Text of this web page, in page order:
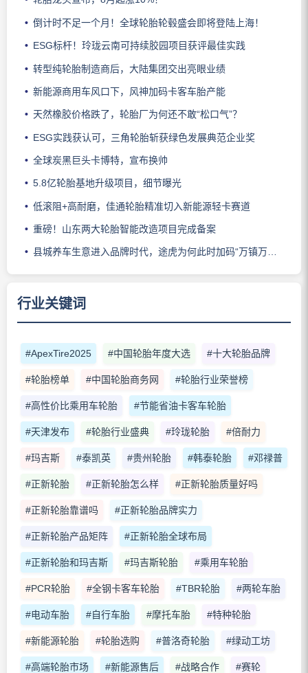
倒计时不足一个月！全球轮胎轮毂盛会即将登陆上海！
ESG标杆！玲珑云南可持续胶园项目获评最佳实践
转型纯轮胎制造商后，大陆集团交出亮眼业绩
新能源商用车风口下，风神加码卡客车胎产能
天然橡胶价格跌了，轮胎厂为何还不敢“松口气”？
ESG实践获认可，三角轮胎斩获绿色发展典范企业奖
全球炭黑巨头卡博特，宣布换帅
5.8亿轮胎基地升级项目，细节曝光
低滚阻+高耐磨，佳通轮胎精准切入新能源轻卡赛道
重磅！山东两大轮胎智能改造项目完成备案
县城养车生意进入品牌时代，途虎为何此时加码“万镇万店”？
行业关键词
#ApexTire2025 #中国轮胎年度大选 #十大轮胎品牌
#轮胎榜单 #中国轮胎商务网 #轮胎行业荣誉榜
#高性价比乘用车轮胎 #节能省油卡客车轮胎
#天津发布 #轮胎行业盛典 #玲珑轮胎 #倍耐力
#玛吉斯 #泰凯英 #贵州轮胎 #韩泰轮胎 #邓禄普
#正新轮胎 #正新轮胎怎么样 #正新轮胎质量好吗
#正新轮胎靠谱吗 #正新轮胎品牌实力
#正新轮胎产品矩阵 #正新轮胎全球布局
#正新轮胎和玛吉斯 #玛吉斯轮胎 #乘用车轮胎
#PCR轮胎 #全钢卡客车轮胎 #TBR轮胎 #两轮车胎
#电动车胎 #自行车胎 #摩托车胎 #特种轮胎
#新能源轮胎 #轮胎选购 #普洛奇轮胎 #绿动工坊
#高端轮胎市场 #新能源售后 #战略合作 #赛轮